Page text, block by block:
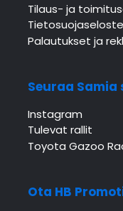
Tilaus- ja
Tietosuojaseloste
Palautukset ja
Seuraa Samia
Instagram
Tulevat rallit
Toyota Gazoo
Ota HB